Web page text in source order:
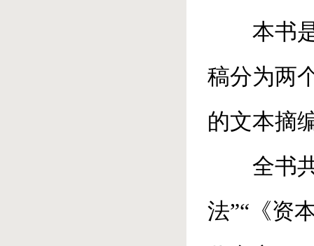
本书
稿分为两
的文本摘
全书
法”“《资